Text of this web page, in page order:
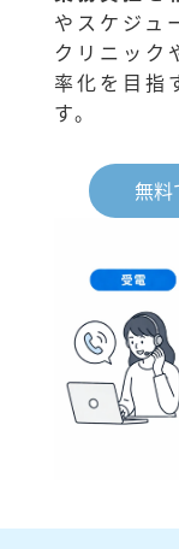
やスケジュ
クリニック
率化を目指
す。
無